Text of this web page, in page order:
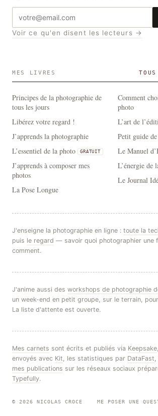
Adresse
e-
mail
Voir ce qu'en disent les lecteurs →
MES LIVRES
Principes de la photographie de
tous les jours
Libérez votre regard !
J’apprends la photographie
L’essentiel de la photo
GRATUIT
J’apprends à composer mes
photos
La Pose Longue
Comment
photo
L’art de
Petit guide
Le Manuel
L’énergie de
Le Journal
J'enseigne la photographie en ligne : toute la
puis le regard — savoir quoi photographier une
comment.
J'anime aussi des workshops de photographie
un week-end en petit groupe, sur le terrain,
La liste d'attente est ouverte.
Mes carnets sont écrits et publiés via Keepsake,
envoyés avec Kit, les statistiques par DataFast,
mes publications sur les réseaux sociaux
Typefully.
© 2026 NICOLAS CROCE ME POSER UNE